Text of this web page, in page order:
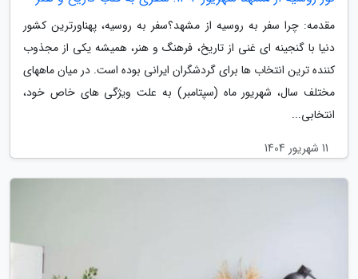
مقدمه: چرا سفر به روسیه از مشهد؟سفر به روسیه، پهناورترین کشور
دنیا با گنجینه ای غنی از تاریخ، فرهنگ و هنر، همیشه یکی از مجذوب
کننده ترین انتخاب ها برای گردشگران ایرانی بوده است. در میان ماههای
مختلف سال، شهریور ماه (سپتامبر) به علت ویژگی های خاص خود،
انتخابی...
11 شهریور 1404